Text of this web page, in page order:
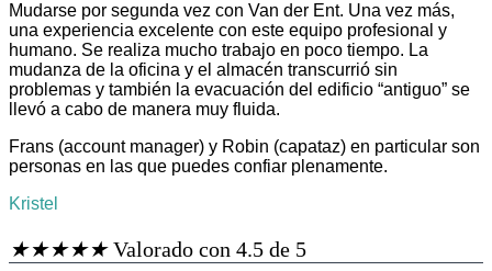
Mudarse por segunda vez con Van der Ent. Una vez más,
una experiencia excelente con este equipo profesional y
humano. Se realiza mucho trabajo en poco tiempo. La
mudanza de la oficina y el almacén transcurrió sin
problemas y también la evacuación del edificio “antiguo” se
llevó a cabo de manera muy fluida.
Frans (account manager) y Robin (capataz) en particular son
personas en las que puedes confiar plenamente.
Kristel
★★★★★ Valorado con 4.5 de 5